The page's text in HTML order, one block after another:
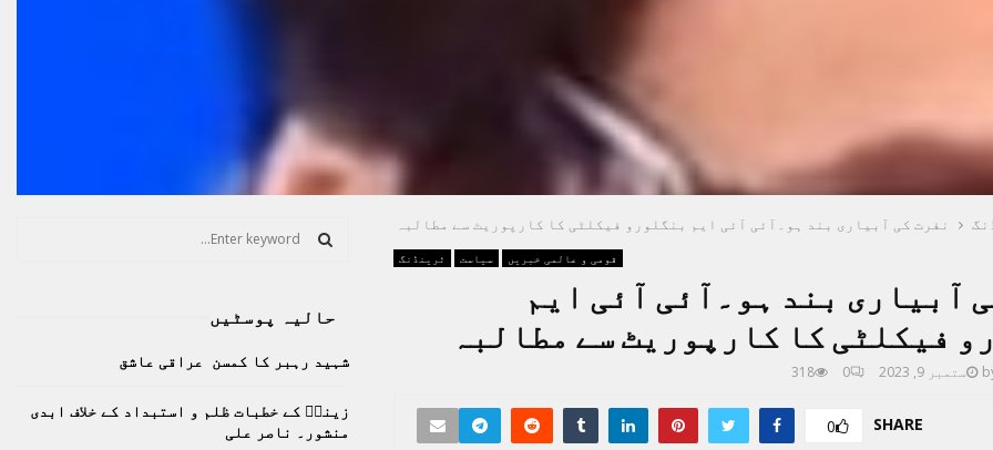
نفرت کی آبیاری بند ہو۔آئی آئی ایم بنگلورو فیکلٹی کا کارپوریٹ سے مطالبہ
ٹرینڈنگ سیاست قومی و عالمی خبریں
آبیاری بند ہو۔آئی آئی ایم
فیکلٹی کا کارپوریٹ سے مطالبہ
ستمبر 9, 2023 0
318
SHARE
0
f
r
:
E
A
R
حالیہ پوسٹیں
شہید رہبر کا کمسن عراقی عاشق
زینبؑ کے خطبات ظلم و استبداد کے خلاف ابدی
منشور۔ ناصر علی